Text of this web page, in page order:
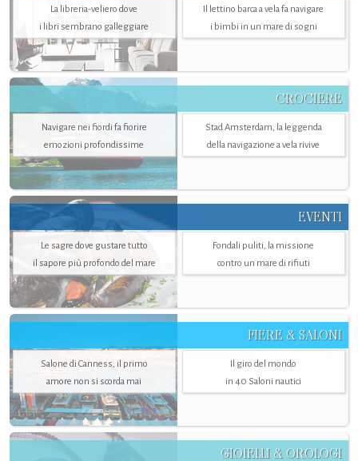
La libreria-veliero dove
i libri sembrano galleggiare
Il lettino barca a vela fa navigare
i bimbi in un mare di sogni
CROCIERE
Navigare nei fiordi fa fiorire
emozioni profondissime
Stad Amsterdam, la leggenda
della navigazione a vela rivive
EVENTI
Le sagre dove gustare tutto
il sapore più profondo del mare
Fondali puliti, la missione
contro un mare di rifiuti
FIERE & SALONI
Salone di Canness, il primo
amore non si scorda mai
Il giro del mondo
in 40 Saloni nautici
GIOIELLI & OROLOGI